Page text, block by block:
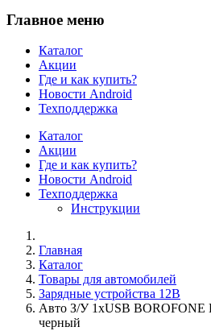
Главное меню
Каталог
Акции
Где и как купить?
Новости Android
Техподдержка
Каталог
Акции
Где и как купить?
Новости Android
Техподдержка
Инструкции
Главная
Каталог
Товары для автомобилей
Зарядные устройства 12В
Авто З/У 1xUSB BOROFONE
черный